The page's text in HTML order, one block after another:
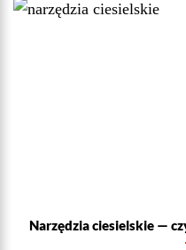
Narzędzia ciesielskie —